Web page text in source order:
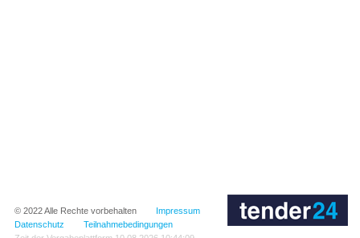
© 2022Alle Rechte vorbehalten
Impressum
Datenschutz
Teilnahmebedingungen